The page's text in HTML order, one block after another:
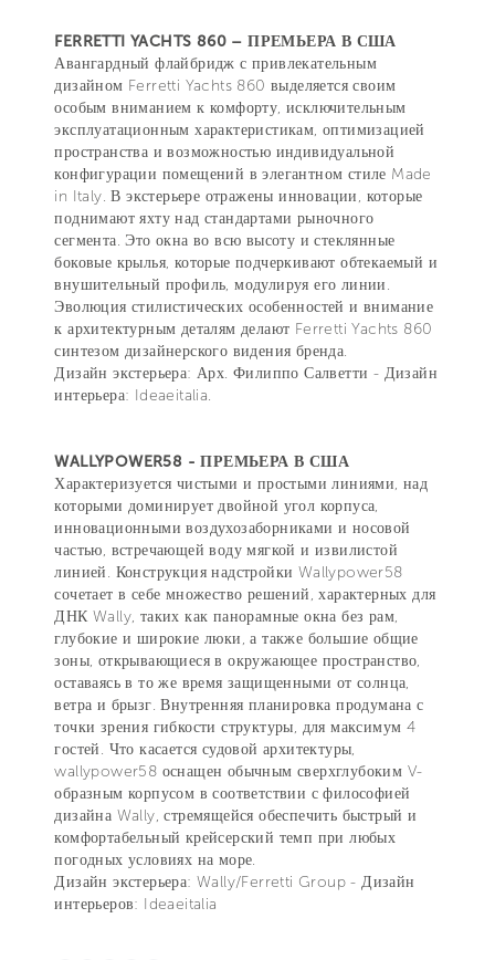
FERRETTI YACHTS 860 – ПРЕМЬЕРА В США
Авангардный флайбридж с привлекательным
дизайном Ferretti Yachts 860 выделяется своим
особым вниманием к комфорту, исключительным
эксплуатационным характеристикам, оптимизацией
пространства и возможностью индивидуальной
конфигурации помещений в элегантном стиле Made
in Italy. В экстерьере отражены инновации, которые
поднимают яхту над стандартами рыночного
сегмента. Это окна во всю высоту и стеклянные
боковые крылья, которые подчеркивают обтекаемый и
внушительный профиль, модулируя его линии.
Эволюция стилистических особенностей и внимание
к архитектурным деталям делают Ferretti Yachts 860
синтезом дизайнерского видения бренда.
Дизайн экстерьера: Арх. Филиппо Салветти - Дизайн
интерьера: Ideaeitalia.
WALLYPOWER58 - ПРЕМЬЕРА В США
Характеризуется чистыми и простыми линиями, над
которыми доминирует двойной угол корпуса,
инновационными воздухозаборниками и носовой
частью, встречающей воду мягкой и извилистой
линией. Конструкция надстройки Wallypower58
сочетает в себе множество решений, характерных для
ДНК Wally, таких как панорамные окна без рам,
глубокие и широкие люки, а также большие общие
зоны, открывающиеся в окружающее пространство,
оставаясь в то же время защищенными от солнца,
ветра и брызг. Внутренняя планировка продумана с
точки зрения гибкости структуры, для максимум 4
гостей. Что касается судовой архитектуры,
wallypower58 оснащен обычным сверхглубоким V-
образным корпусом в соответствии с философией
дизайна Wally, стремящейся обеспечить быстрый и
комфортабельный крейсерский темп при любых
погодных условиях на море.
Дизайн экстерьера: Wally/Ferretti Group - Дизайн
интерьеров: Ideaeitalia